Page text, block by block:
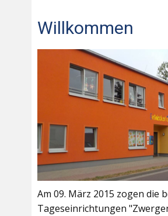
Willkommen
Am 09. März 2015 zogen die
Tageseinrichtungen